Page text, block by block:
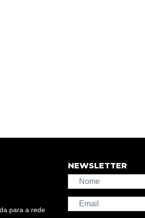
para a rede
NEWSLETTER